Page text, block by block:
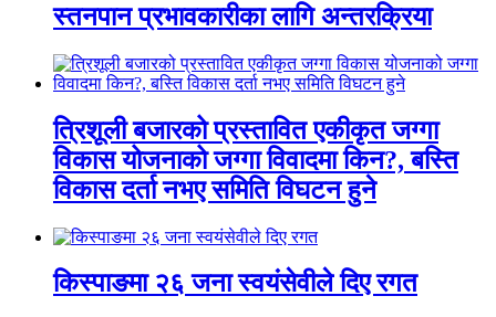
स्तनपान प्रभावकारीका लागि अन्तरक्रिया
त्रिशूली बजारको प्रस्तावित एकीकृत जग्गा
विकास योजनाको जग्गा विवादमा किन?, बस्ति
विकास दर्ता नभए समिति विघटन हुने
किस्पाङमा २६ जना स्वयंसेवीले दिए रगत